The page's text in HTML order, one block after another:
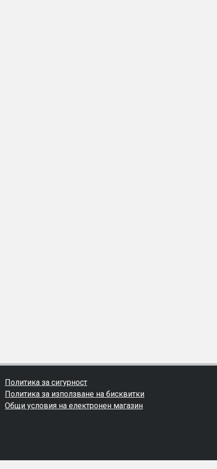
Политика за сигурност
Политика за използване на бисквитки
Общи условия на електронен магазин